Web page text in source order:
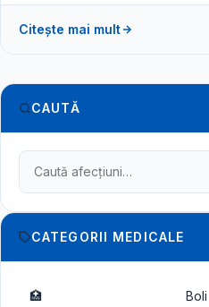
Citește mai mult
CAUTĂ
Caută în dicționarul medical
CATEGORII MEDICALE
🏥 Boli